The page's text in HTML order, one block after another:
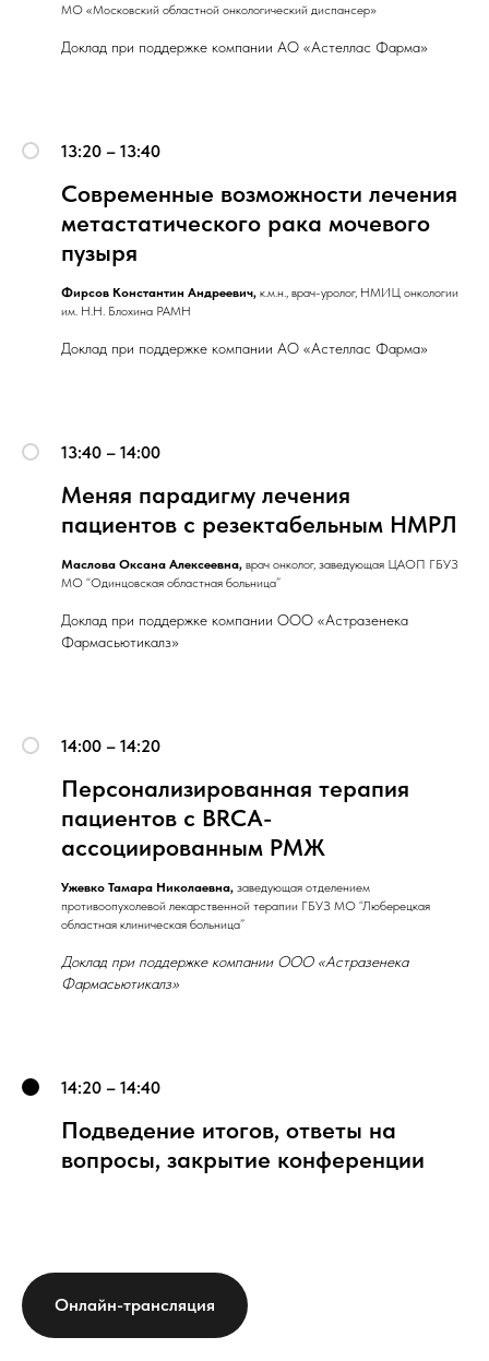
МО «Московский областной онкологический диспансер»
Доклад при поддержке компании АО «Астеллас Фарма»
13:20 – 13:40
Современные возможности лечения
метастатического рака мочевого
пузыря
Фирсов Константин Андреевич, к.м.н., врач-уролог, НМИЦ онкологии
им. Н.Н. Блохина РАМН
Доклад при поддержке компании АО «Астеллас Фарма»
13:40 – 14:00
Меняя парадигму лечения
пациентов с резектабельным НМРЛ
Маслова Оксана Алексеевна, врач онколог, заведующая ЦАОП ГБУЗ
МО “Одинцовская областная больница”
Доклад при поддержке компании ООО «Астразенека
Фармасьютикалз»
14:00 – 14:20
Персонализированная терапия
пациентов с BRCA-
ассоциированным РМЖ
Ужевко Тамара Николаевна, заведующая отделением
противоопухолевой лекарственной терапии ГБУЗ МО “Люберецкая
областная клиническая больница”
Доклад при поддержке компании ООО «Астразенека
Фармасьютикалз»
14:20 – 14:40
Подведение итогов, ответы на
вопросы, закрытие конференции
Онлайн-трансляция